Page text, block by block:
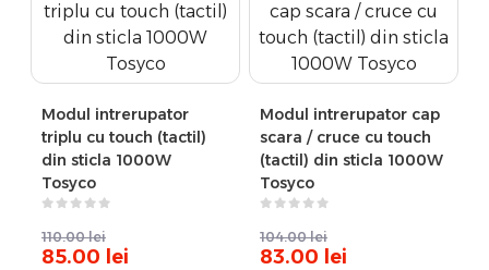
Modul intrerupator
triplu cu touch (tactil)
din sticla 1000W
Tosyco
110.00 lei
85.00 lei
Modul intrerupator cap
scara / cruce cu touch
(tactil) din sticla 1000W
Tosyco
104.00 lei
83.00 lei